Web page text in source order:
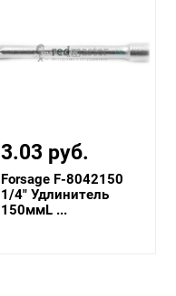
3.03 руб.
Forsage F-8042150
1/4" Удлинитель
150ммL ...